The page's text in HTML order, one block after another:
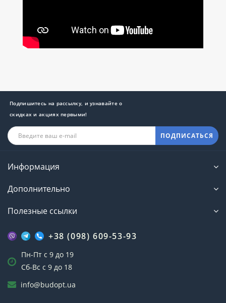
Подпишитесь на рассылку, и узнавайте о
скидках и акциях первыми!
ПОДПИСАТЬСЯ
Информация
Дополнительно
Полезные ссылки
+38 (098) 609-53-93
Пн-Пт с 9 до 19
Сб-Вс с 9 до 18
info@budopt.ua